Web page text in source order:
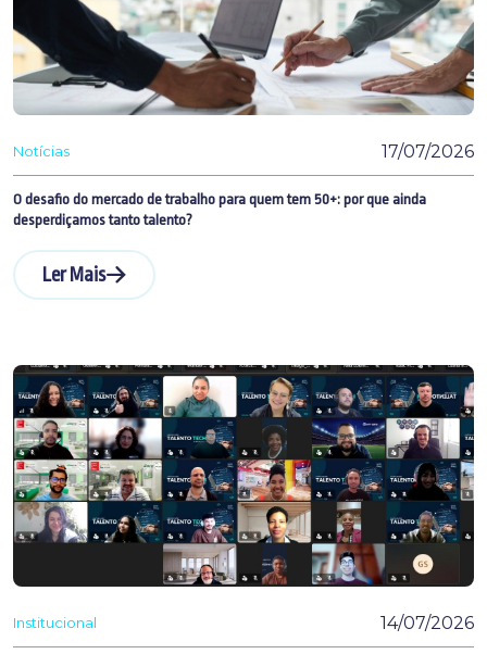
Notícias 17/07/2026
O desafio do mercado de trabalho para quem tem 50+: por que ainda
desperdiçamos tanto talento?
Ler Mais
Institucional 14/07/2026